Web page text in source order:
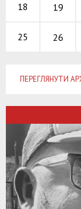
18 19
25 26
ПЕРЕГЛЯНУТИ